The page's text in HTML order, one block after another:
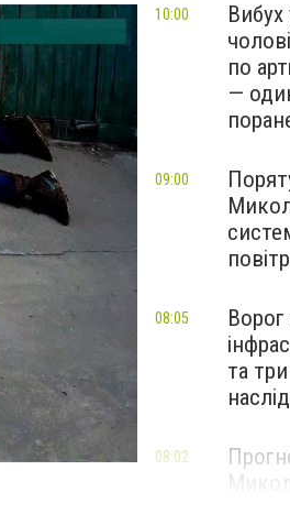
Вибух
по
—
10:00
09:00
та
08:05
08:02